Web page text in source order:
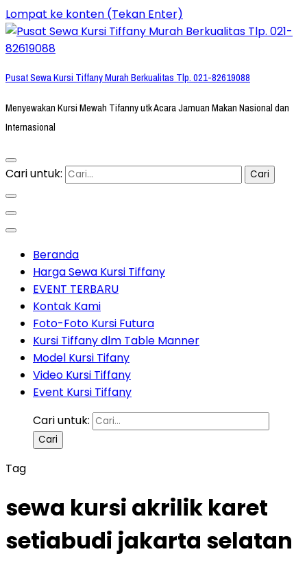
Lompat ke konten (Tekan Enter)
Pusat Sewa Kursi Tiffany Murah Berkualitas Tlp. 021-82619088
Menyewakan Kursi Mewah Tifanny utk Acara Jamuan Makan Nasional dan
Internasional
Cari untuk:
Beranda
Harga Sewa Kursi Tiffany
EVENT TERBARU
Kontak Kami
Foto-Foto Kursi Futura
Kursi Tiffany dlm Table Manner
Model Kursi Tifany
Video Kursi Tiffany
Event Kursi Tiffany
Cari untuk:
Tag
sewa kursi akrilik karet
setiabudi jakarta selatan